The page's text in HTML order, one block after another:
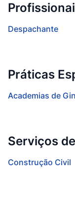
Despachante
Práticas
Academias de
Serviços
Construção Civil